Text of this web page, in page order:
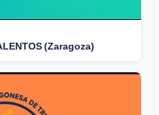
(Zaragoza)